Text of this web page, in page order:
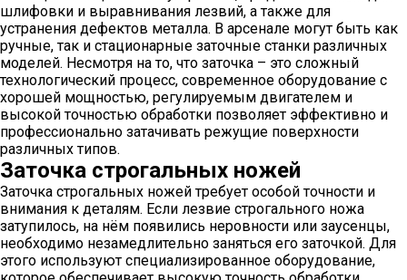
шлифовки и выравнивания лезвий, а также для
устранения дефектов металла. В арсенале могут быть как
ручные, так и стационарные заточные станки различных
моделей. Несмотря на то, что заточка – это сложный
технологический процесс, современное оборудование с
хорошей мощностью, регулируемым двигателем и
высокой точностью обработки позволяет эффективно и
профессионально затачивать режущие поверхности
различных типов.
Заточка строгальных ножей
Заточка строгальных ножей требует особой точности и
внимания к деталям. Если лезвие строгального ножа
затупилось, на нём появились неровности или заусенцы,
необходимо незамедлительно заняться его заточкой. Для
этого используют специализированное оборудование,